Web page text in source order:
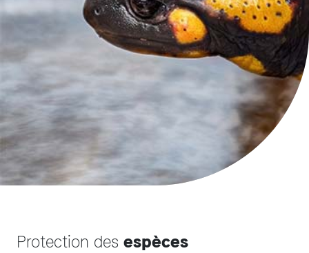
Protection des espèces